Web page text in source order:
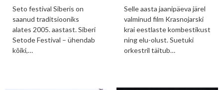
Seto festival Siberis on
saanud traditsiooniks
alates 2005. aastast. Siberi
Setode Festival – ühendab
kõiki,…
Selle aasta jaanipäeva järel
valminud film Krasnojarski
krai eestlaste kombestikust
ning elu-olust. Suetuki
orkestril täitub…